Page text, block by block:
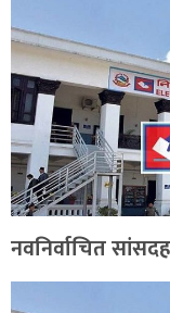
नवनिर्वाचित